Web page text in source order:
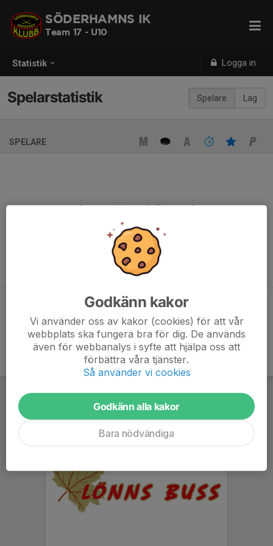
Statistik Logga in
SÖDERHAMNS IK
Team 17 - U10
Spelare Lag
Spelarstatistik
SPELARE
Ingen spelarstatistik sparad
När ni fyller i uppställning på respektive match visas statistiken
automatiskt på denna sida
Godkänn kakor
Vi använder oss av kakor (cookies) för att vår
webbplats ska fungera bra för dig. De används
även för webbanalys i syfte att hjälpa oss att
förbättra våra tjänster.
Så använder vi cookies
Godkänn alla kakor
Bara nödvändiga